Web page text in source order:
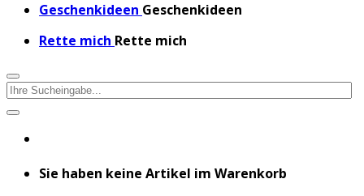
Geschenkideen Geschenkideen
Rette mich Rette mich
Sie haben keine Artikel im Warenkorb